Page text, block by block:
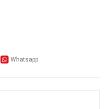
Whatsapp